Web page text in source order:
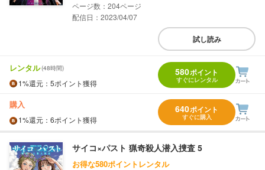
204
配信日：2023/04/07
試し読み
レンタル(48時間)
1%還元 ：5ポイント獲得
580ポイント
すぐにレンタル
購入
1%還元 ：6ポイント獲得
640ポイント
すぐに購入
サイコ×パスト 猟奇殺人潜入捜査 5
お得な580ポイントレンタル